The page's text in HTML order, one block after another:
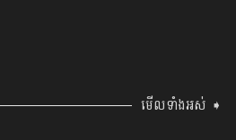
មើលទាំងអស់ ➧